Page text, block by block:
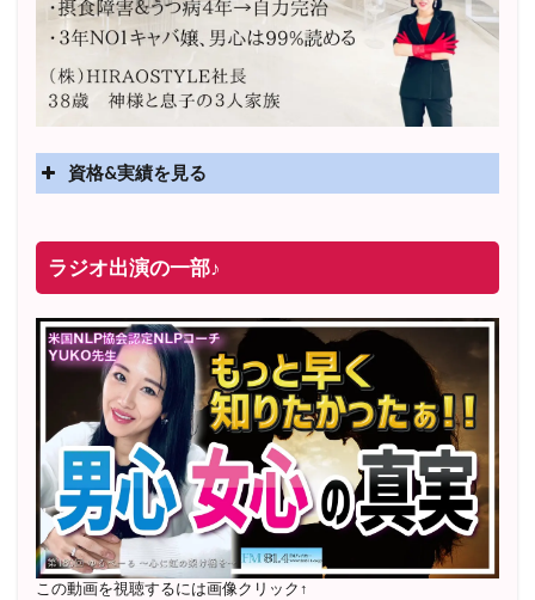
資格&実績を見る
2025年4月〜 altruismコミュニティ×講座オンラインサ
2025年5月〜 FMラジオ79.9「LOVEマスター講座」準
レギュラー出演中！
2023年12月〜 FM81.4ラジオFMハイホー「LOVEマス
ター講座」準レギュラー出演中！
〜2025年5月 個別セッション相談実績 1500名越え
2022年6月〜24年7月 自己肯定感を高めるメールレッス
ン1000名以上参加
〜2024年7月 恋愛テキスト動画セット販売実績
ラジオ出演の一部♪
この動画を視聴するには画像クリック↑